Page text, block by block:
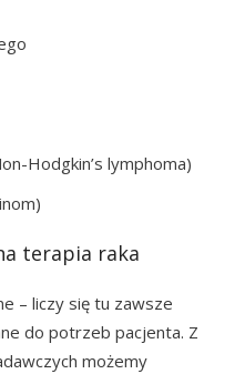
Hodgkin’s lymphoma)
terapia raka
– liczy się tu zawsze
do potrzeb pacjenta. Z
możemy